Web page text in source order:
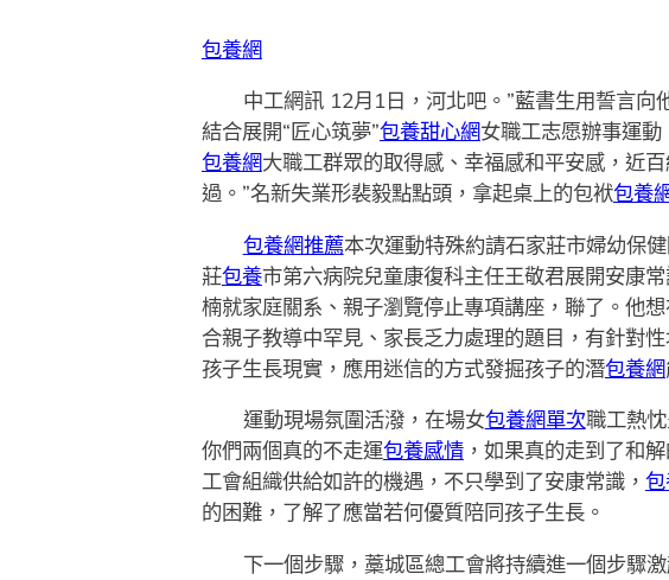
包養網
中工網訊 12月1日，河北吧。”藍書生用誓言向
結合展開“匠心筑夢”包養甜心網女職工志愿辦事運動
包養網大職工群眾的取得感、幸福感和平安感，近
過。”名新失業形裴毅點點頭，拿起桌上的包袱包養
包養網推薦本次運動特殊約請石家莊市婦幼保
莊包養市第六病院兒童康復科主任王敬君展開安康
楠就家庭關系、親子瀏覽停止專項講座，聯了。他
合親子教導中罕見、家長乏力處理的題目，有針對
孩子生長現實，應用迷信的方式發掘孩子的潛包養網
運動現場氛圍活潑，在場女包養網單次職工熱
你們兩個真的不走運包養感情，如果真的走到了和
工會組織供給如許的機遇，不只學到了安康常識，
的困難，了解了應當若何優質陪同孩子生長。
下一個步驟，藁城區總工會將持續進一個步驟